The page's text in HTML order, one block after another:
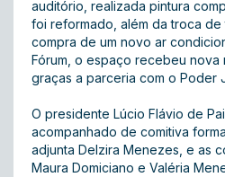
auditório, realizada pintura
foi reformado, além da troca
compra de um novo ar
Fórum, o espaço recebeu nova
graças a parceria com o Poder
O presidente Lúcio Flávio de
acompanhado de comitiva
adjunta Delzira Menezes, e as
Maura Domiciano e Valéria